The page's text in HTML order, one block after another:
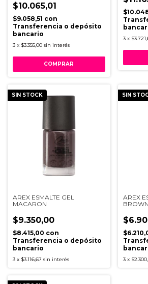
$10.065,01
$9.058,51 con
Transferencia o depósito
bancario
3 x $3.355,00 sin interés
3 x
SIN STOCK
AREX ESMALTE GEL
MACARON
$9.350,00
$8.415,00 con
Transferencia o depósito
bancario
3 x $3.116,67 sin interés
SIN
AREX
3 x